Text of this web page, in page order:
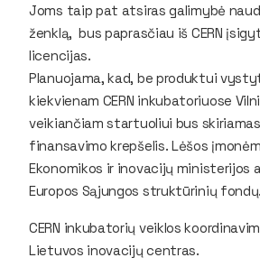
Joms taip pat atsiras galimybė
ženklą, bus paprasčiau iš CERN
licencijas.
Planuojama, kad, be produktui
kiekvienam CERN inkubatoriuose
veikiančiam startuoliui bus
finansavimo krepšelis. Lėšos
Ekonomikos ir inovacijų ministerijos
Europos Sąjungos struktūrinių fondų.
CERN inkubatorių veiklos
Lietuvos inovacijų centras.